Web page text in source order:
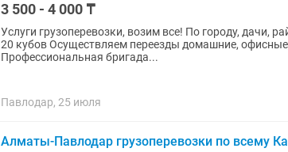
3 500 - 4 000 ₸
Услуги грузоперевозки, возим все! По городу, дачи,
20 кубов Осуществляем переезды домашние,
Профессиональная бригада...
Павлодар, 25 июля
Алматы-Павлодар грузоперевозки по всему